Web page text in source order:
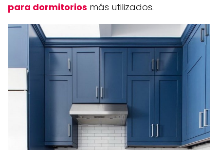
para dormitorios más utilizados.